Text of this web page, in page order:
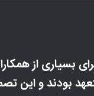
بسیاری از
بودند و این